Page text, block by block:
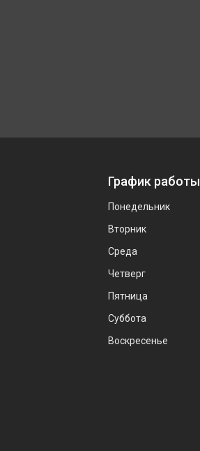
График работы
Понедельник
Вторник
Среда
Четверг
Пятница
Суббота
Воскресенье